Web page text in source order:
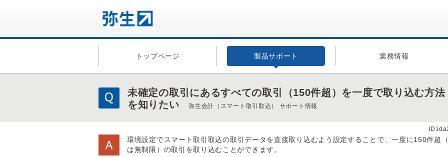
トップページ 製品サポート 業務情報
未確定の取引にあるすべての取引（150件超）を一度で取り込む方法
を知りたい
弥生会計（スマート取引取込） サポート情報
環境設定でスマート取引取込の取引データを直接取り込むよう設定することで、一度に150件超
は無制限）の取引を取り込むことができます。